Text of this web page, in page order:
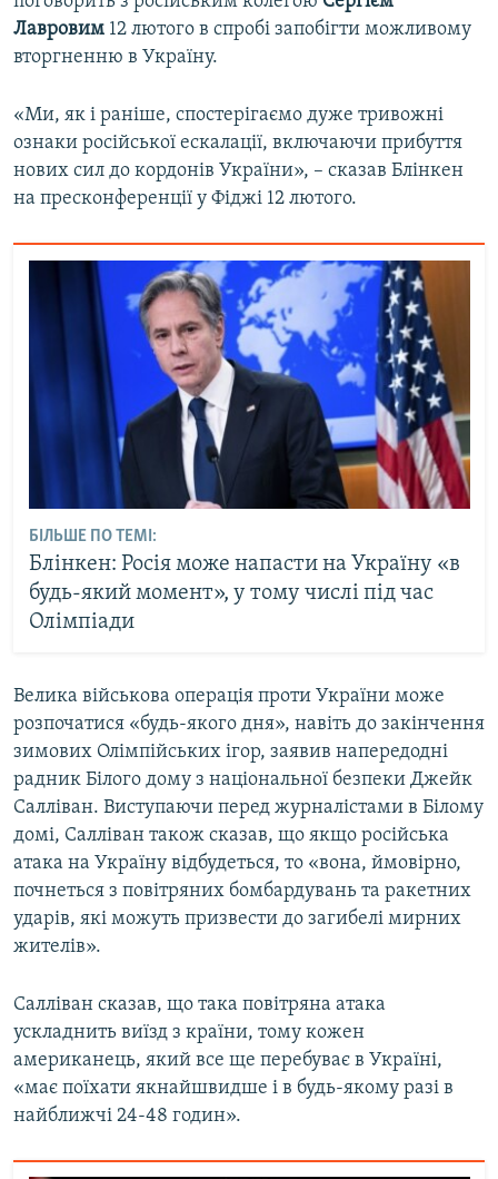
Лавровим 12 лютого в спробі запобігти можливому
вторгненню в Україну.
«Ми, як і раніше, спостерігаємо дуже тривожні
ознаки російської ескалації, включаючи прибуття
нових сил до кордонів України», – сказав Блінкен
на пресконференції у Фіджі 12 лютого.
БІЛЬШЕ ПО ТЕМІ:
Блінкен: Росія може напасти на Україну «в
будь-який момент», у тому числі під час
Олімпіади
Велика військова операція проти України може
розпочатися «будь-якого дня», навіть до закінчення
зимових Олімпійських ігор, заявив напередодні
радник Білого дому з національної безпеки Джейк
Салліван. Виступаючи перед журналістами в Білому
домі, Салліван також сказав, що якщо російська
атака на Україну відбудеться, то «вона, ймовірно,
почнеться з повітряних бомбардувань та ракетних
ударів, які можуть призвести до загибелі мирних
жителів».
Салліван сказав, що така повітряна атака
ускладнить виїзд з країни, тому кожен
американець, який все ще перебуває в Україні,
«має поїхати якнайшвидше і в будь-якому разі в
найближчі 24-48 годин».